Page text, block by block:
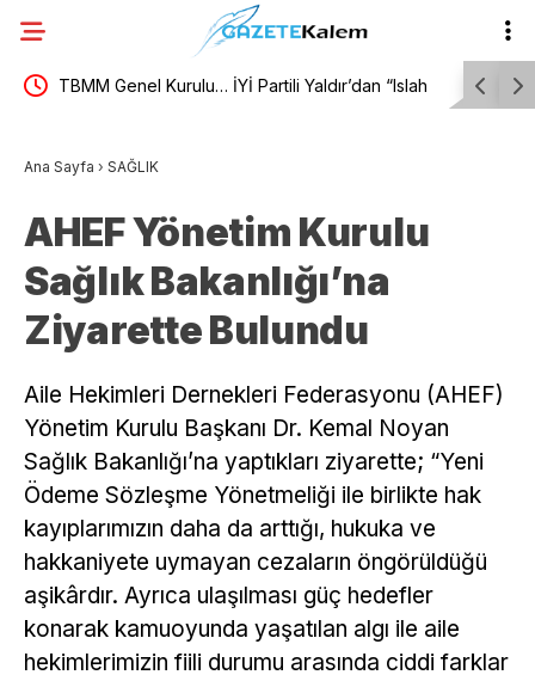
TBMM Genel Kurulu… İYİ Partili Yaldır’dan “Islah
Ana Sayfa › SAĞLIK
AHEF Yönetim Kurulu
Sağlık Bakanlığı’na
Ziyarette Bulundu
Aile Hekimleri Dernekleri Federasyonu (AHEF)
Yönetim Kurulu Başkanı Dr. Kemal Noyan
Sağlık Bakanlığı’na yaptıkları ziyarette; “Yeni
Ödeme Sözleşme Yönetmeliği ile birlikte hak
kayıplarımızın daha da arttığı, hukuka ve
hakkaniyete uymayan cezaların öngörüldüğü
aşikârdır. Ayrıca ulaşılması güç hedefler
konarak kamuoyunda yaşatılan algı ile aile
hekimlerimizin fiili durumu arasında ciddi farklar